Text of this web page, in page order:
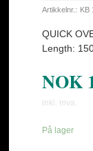
Artikkelnr.: KB
QUICK
Length:
NOK
inkl. mva.
På lager